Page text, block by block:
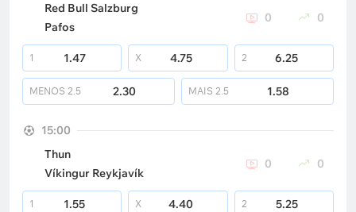
Red Bull Salzburg
Pafos
0 0
1 1.47 X 4.75 2 6.25
MENOS 2.5 2.30 MAIS 2.5 1.58
15:00
Thun
Víkingur Reykjavík
0 0
1 1.55 X 4.40 2 5.25